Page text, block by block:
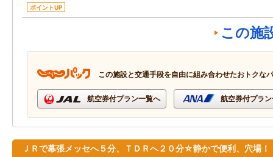
ポイントUP
この施
この施設と交通手段を自由に組み合わせたおトクな
航空券付プラン一覧へ 航空券付プラ
ＪＲで幕張メッセへ５分、ＴＤＲへ２０分☆静かで便利、穴場！